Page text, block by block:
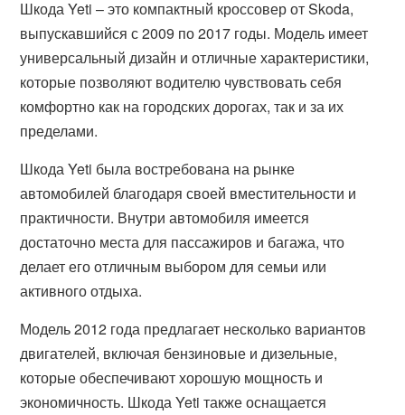
Шкода Yeti – это компактный кроссовер от Skoda,
выпускавшийся с 2009 по 2017 годы. Модель имеет
универсальный дизайн и отличные характеристики,
которые позволяют водителю чувствовать себя
комфортно как на городских дорогах, так и за их
пределами.
Шкода Yeti была востребована на рынке
автомобилей благодаря своей вместительности и
практичности. Внутри автомобиля имеется
достаточно места для пассажиров и багажа, что
делает его отличным выбором для семьи или
активного отдыха.
Модель 2012 года предлагает несколько вариантов
двигателей, включая бензиновые и дизельные,
которые обеспечивают хорошую мощность и
экономичность. Шкода Yeti также оснащается